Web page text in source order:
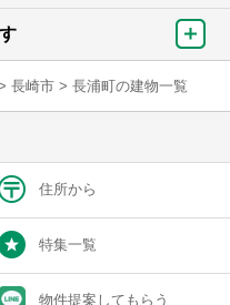
長崎市 > 長浦町の建物一覧
住所から
特集一覧
物件提案してもらう